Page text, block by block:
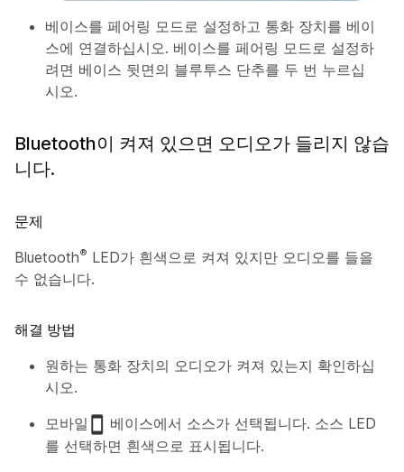
베이스를 페어링 모드로 설정하고 통화 장치를 베이
스에 연결하십시오. 베이스를 페어링 모드로 설정하
려면 베이스 뒷면의 블루투스 단추를 두 번 누르십
시오.
Bluetooth이 켜져 있으면 오디오가 들리지 않습
니다.
문제
Bluetooth® LED가 흰색으로 켜져 있지만 오디오를 들을
수 없습니다.
해결 방법
원하는 통화 장치의 오디오가 켜져 있는지 확인하십
시오.
모바일
베이스에서 소스가 선택됩니다. 소스 LED
를 선택하면 흰색으로 표시됩니다.